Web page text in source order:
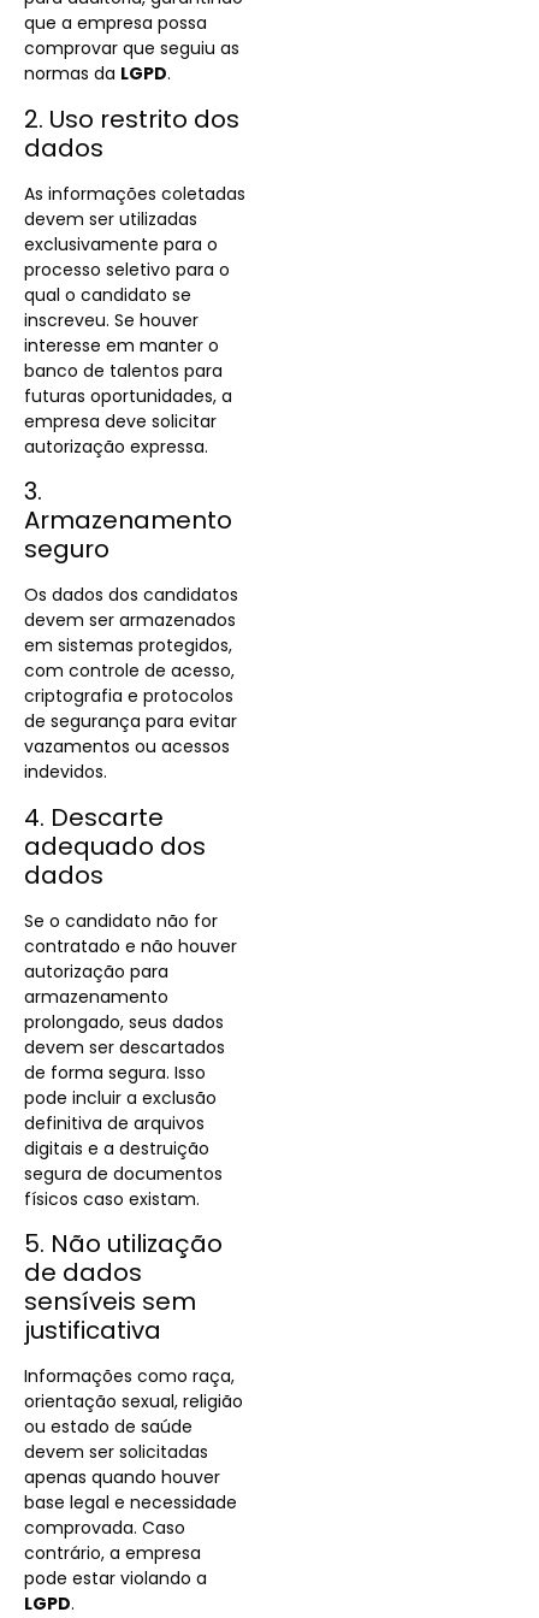
que a empresa possa
comprovar que seguiu as
normas da LGPD.
2. Uso restrito dos
dados
As informações coletadas
devem ser utilizadas
exclusivamente para o
processo seletivo para o
qual o candidato se
inscreveu. Se houver
interesse em manter o
banco de talentos para
futuras oportunidades, a
empresa deve solicitar
autorização expressa.
3.
Armazenamento
seguro
Os dados dos candidatos
devem ser armazenados
em sistemas protegidos,
com controle de acesso,
criptografia e protocolos
de segurança para evitar
vazamentos ou acessos
indevidos.
4. Descarte
adequado dos
dados
Se o candidato não for
contratado e não houver
autorização para
armazenamento
prolongado, seus dados
devem ser descartados
de forma segura. Isso
pode incluir a exclusão
definitiva de arquivos
digitais e a destruição
segura de documentos
físicos caso existam.
5. Não utilização
de dados
sensíveis sem
justificativa
Informações como raça,
orientação sexual, religião
ou estado de saúde
devem ser solicitadas
apenas quando houver
base legal e necessidade
comprovada. Caso
contrário, a empresa
pode estar violando a
LGPD.